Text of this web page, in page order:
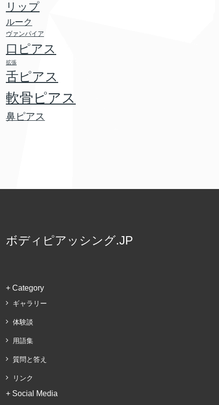
リップ
ルーク
ヴァンパイア
口ピアス
拡張
舌ピアス
軟骨ピアス
鼻ピアス
ボディピアッシング.JP
+ Category
ギャラリー
体験談
用語集
質問と答え
リンク
+ Social Media